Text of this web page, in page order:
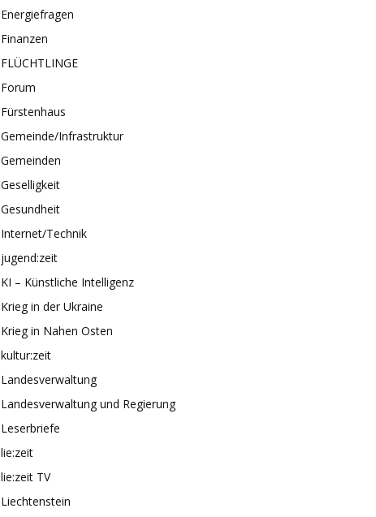
Energiefragen
Finanzen
FLÜCHTLINGE
Forum
Fürstenhaus
Gemeinde/Infrastruktur
Gemeinden
Geselligkeit
Gesundheit
Internet/Technik
jugend:zeit
KI – Künstliche Intelligenz
Krieg in der Ukraine
Krieg in Nahen Osten
kultur:zeit
Landesverwaltung
Landesverwaltung und Regierung
Leserbriefe
lie:zeit
lie:zeit TV
Liechtenstein